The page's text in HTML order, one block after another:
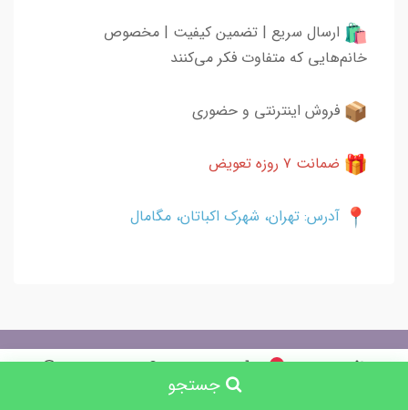
0
سبد خرید
حساب کاربری جستجو
ارسال سریع | تضمین کیفیت | مخصوص
خانم‌هایی که متفاوت فکر می‌کنند
فروش اینترنتی و حضوری
ضمانت ۷ روزه تعویض
آدرس: تهران، شهرک اکباتان، مگامال
چرا لیو ، و لیو کجاست
فروشگاه لیو با بیش از ۶ سال سابقه در زمینه فروش حضوری و